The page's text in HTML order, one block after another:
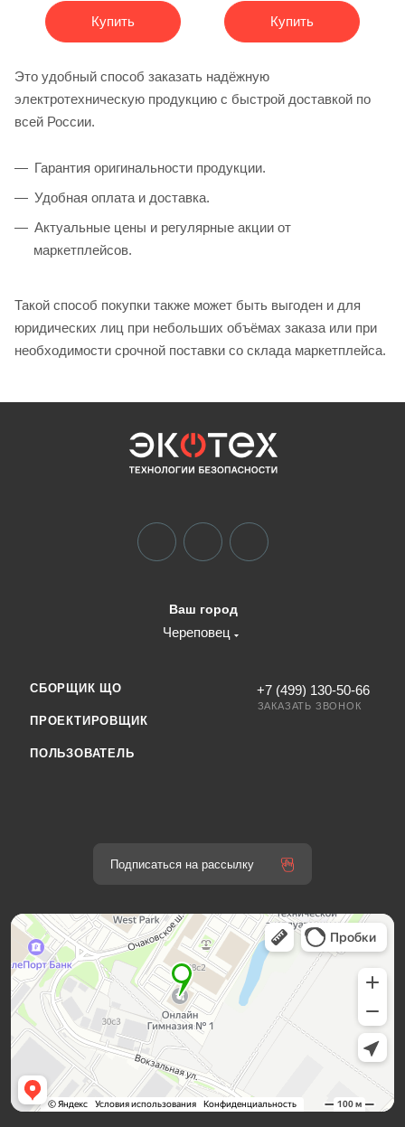
Купить Купить
Это удобный способ заказать надёжную
электротехническую продукцию с быстрой доставкой по
всей России.
Гарантия оригинальности продукции.
Удобная оплата и доставка.
Актуальные цены и регулярные акции от
маркетплейсов.
Такой способ покупки также может быть выгоден и для
юридических лиц при небольших объёмах заказа или при
необходимости срочной поставки со склада маркетплейса.
Ваш город
Череповец
СБОРЩИК ЩО
ПРОЕКТИРОВЩИК
ПОЛЬЗОВАТЕЛЬ
+7 (499) 130-50-66
ЗАКАЗАТЬ ЗВОНОК
Подписаться на рассылку